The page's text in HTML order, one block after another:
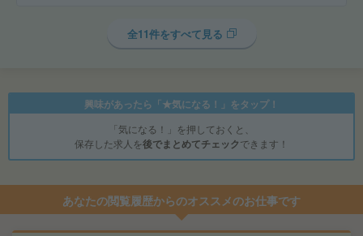
全11件をすべて見る
興味があったら「★気になる！」をタップ！
「気になる！」を押しておくと、
保存した求人を後でまとめてチェックできます！
あなたの閲覧履歴からのオススメのお仕事です